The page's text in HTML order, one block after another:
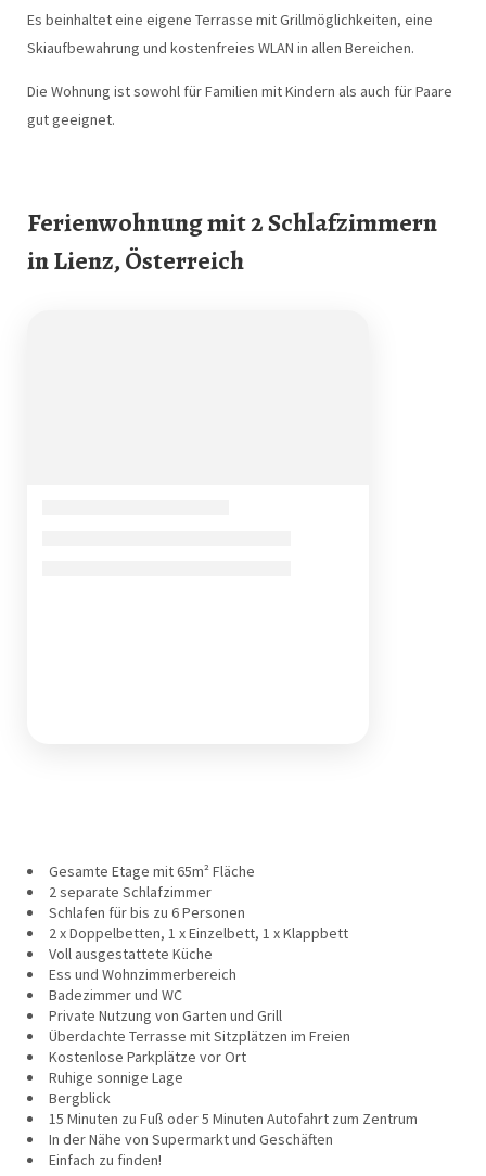
Es beinhaltet eine eigene Terrasse mit Grillmöglichkeiten, eine
Skiaufbewahrung und kostenfreies WLAN in allen Bereichen.
Die Wohnung ist sowohl für Familien mit Kindern als auch für Paare
gut geeignet.
Ferienwohnung mit 2 Schlafzimmern
in Lienz, Österreich
Gesamte Etage mit 65m² Fläche
2 separate Schlafzimmer
Schlafen für bis zu 6 Personen
2 x Doppelbetten, 1 x Einzelbett, 1 x Klappbett
Voll ausgestattete Küche
Ess und Wohnzimmerbereich
Badezimmer und WC
Private Nutzung von Garten und Grill
Überdachte Terrasse mit Sitzplätzen im Freien
Kostenlose Parkplätze vor Ort
Ruhige sonnige Lage
Bergblick
15 Minuten zu Fuß oder 5 Minuten Autofahrt zum Zentrum
In der Nähe von Supermarkt und Geschäften
Einfach zu finden!